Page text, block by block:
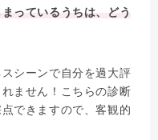
っているうちは、どう
シーンで自分を過大評
ません！こちらの診断
できますので、客観的